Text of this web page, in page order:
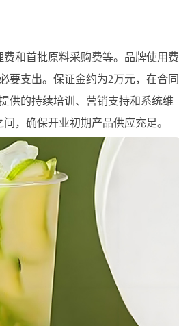
和首批原料采购费等。品牌使用费
要支出。保证金约为2万元，在合同
供的持续培训、营销支持和系统维
，确保开业初期产品供应充足。